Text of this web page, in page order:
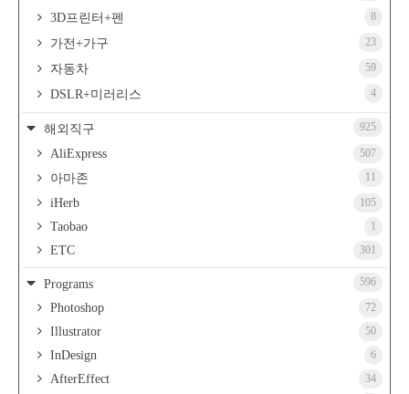
3D프린터+펜 8
가전+가구 23
자동차 59
DSLR+미러리스 4
해외직구 925
AliExpress 507
아마존 11
iHerb 105
Taobao 1
ETC 301
Programs 596
Photoshop 72
Illustrator 50
InDesign 6
AfterEffect 34